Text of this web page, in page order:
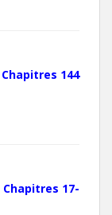
Chapitres 144
Chapitres 17-